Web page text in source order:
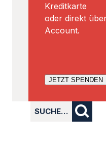
Kreditkarte
oder direkt
Account.
JETZT SPENDEN
SUCHE…